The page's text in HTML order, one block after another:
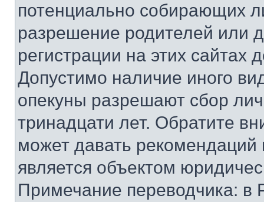
потенциально собирающих
разрешение родителей или
регистрации на этих сайтах
Допустимо наличие иного
опекуны разрешают сбор
тринадцати лет. Обратите
может давать
является объектом
Примечание переводчика: в